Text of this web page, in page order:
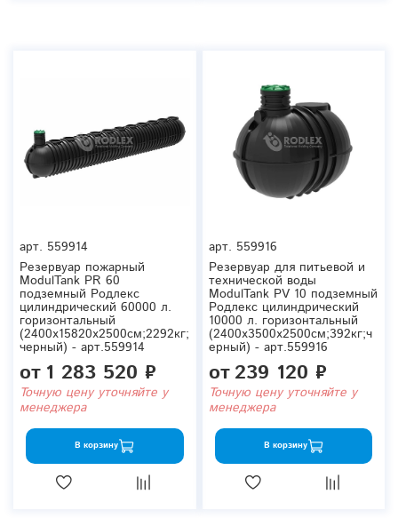
арт. 559914
Резервуар пожарный
ModulTank PR 60
подземный Родлекс
цилиндрический 60000 л.
горизонтальный
(2400x15820x2500см;2292кг;
черный) - арт.559914
от 1 283 520 ₽
Точную цену уточняйте у
менеджера
В корзину
арт. 559916
Резервуар для питьевой и
технической воды
ModulTank PV 10 подземный
Родлекс цилиндрический
10000 л. горизонтальный
(2400x3500x2500см;392кг;ч
ерный) - арт.559916
от239 120 ₽
Точную цену уточняйте у
менеджера
В корзину